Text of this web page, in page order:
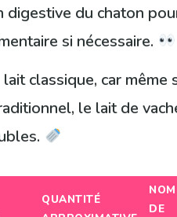
digestive du chaton
si nécessaire.
classique, car même
le lait de
QUANTITÉ
DE